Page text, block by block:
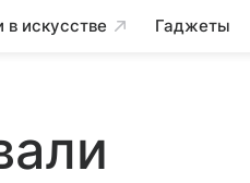
в искусстве Гаджеты